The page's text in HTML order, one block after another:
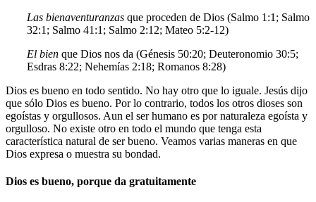
Las bienaventuranzas que proceden de Dios (Salmo 1:1; Salmo
32:1; Salmo 41:1; Salmo 2:12; Mateo 5:2-12)
El bien que Dios nos da (Génesis 50:20; Deuteronomio 30:5;
Esdras 8:22; Nehemías 2:18; Romanos 8:28)
Dios es bueno en todo sentido. No hay otro que lo iguale. Jesús dijo
que sólo Dios es bueno. Por lo contrario, todos los otros dioses son
egoístas y orgullosos. Aun el ser humano es por naturaleza egoísta y
orgulloso. No existe otro en todo el mundo que tenga esta
característica natural de ser bueno. Veamos varias maneras en que
Dios expresa o muestra su bondad.
Dios es bueno, porque da gratuitamente